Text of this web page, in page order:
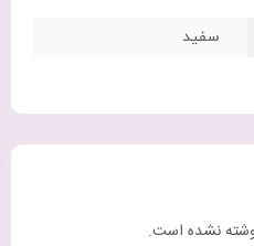
سفید
نشده است.